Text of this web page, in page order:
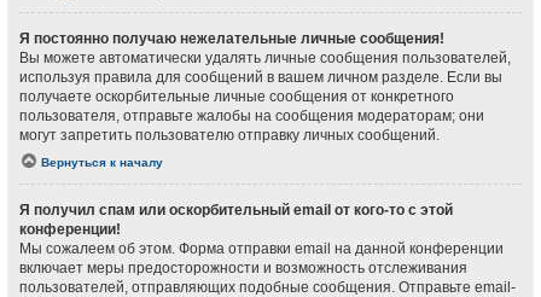
Я постоянно получаю нежелательные личные сообщения!
Вы можете автоматически удалять личные сообщения пользователей,
используя правила для сообщений в вашем личном разделе. Если вы
получаете оскорбительные личные сообщения от конкретного
пользователя, отправьте жалобы на сообщения модераторам; они
могут запретить пользователю отправку личных сообщений.
Вернуться к началу
Я получил спам или оскорбительный email от кого-то с этой
конференции!
Мы сожалеем об этом. Форма отправки email на данной конференции
включает меры предосторожности и возможность отслеживания
пользователей, отправляющих подобные сообщения. Отправьте email-